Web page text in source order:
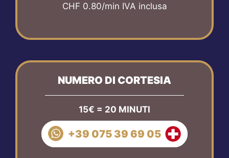
CHF 0.80/min IVA inclusa
NUMERO DI CORTESIA
15€ = 20 MINUTI
+39 075 39 69 05